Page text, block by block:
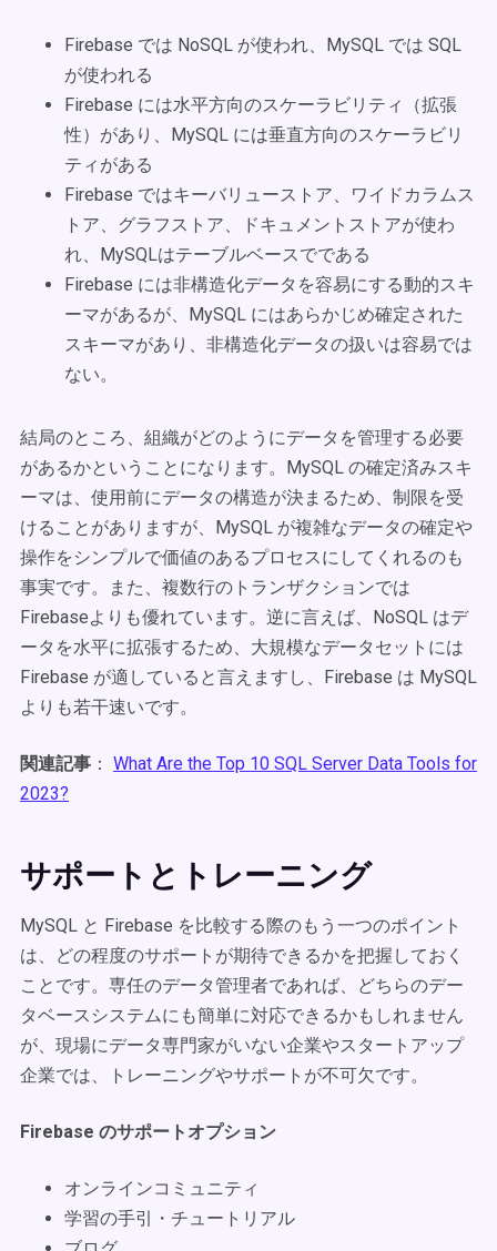
Firebase では NoSQL が使われ、MySQL では SQL
が使われる
Firebase には水平方向のスケーラビリティ（拡張
性）があり、MySQL には垂直方向のスケーラビリ
ティがある
Firebase ではキーバリューストア、ワイドカラムス
トア、グラフストア、ドキュメントストアが使わ
れ、MySQLはテーブルベースでである
Firebase には非構造化データを容易にする動的スキ
ーマがあるが、MySQL にはあらかじめ確定された
スキーマがあり、非構造化データの扱いは容易では
ない。
結局のところ、組織がどのようにデータを管理する必要
があるかということになります。MySQL の確定済みスキ
ーマは、使用前にデータの構造が決まるため、制限を受
けることがありますが、MySQL が複雑なデータの確定や
操作をシンプルで価値のあるプロセスにしてくれるのも
事実です。また、複数行のトランザクションでは
Firebaseよりも優れています。逆に言えば、NoSQL はデ
ータを水平に拡張するため、大規模なデータセットには
Firebase が適していると言えますし、Firebase は MySQL
よりも若干速いです。
関連記事 ： What Are the Top 10 SQL Server Data Tools for
2023?
サポートとトレーニング
MySQL と Firebase を比較する際のもう一つのポイント
は、どの程度のサポートが期待できるかを把握しておく
ことです。専任のデータ管理者であれば、どちらのデー
タベースシステムにも簡単に対応できるかもしれません
が、現場にデータ専門家がいない企業やスタートアップ
企業では、トレーニングやサポートが不可欠です。
Firebase のサポートオプション
オンラインコミュニティ
学習の手引・チュートリアル